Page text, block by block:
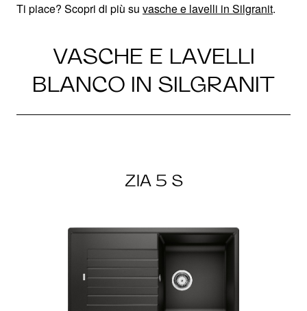
Ti piace? Scopri di più su vasche e lavelli in Silgranit.
VASCHE E LAVELLI
BLANCO IN SILGRANIT
ZIA 5 S